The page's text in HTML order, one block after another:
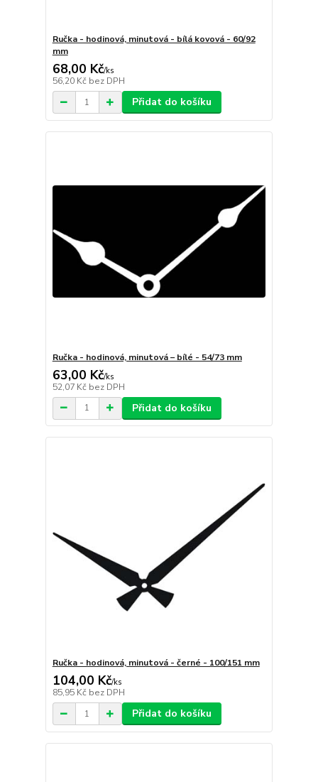
Ručka - hodinová, minutová - bílá kovová - 60/92
mm
68,00 Kč/ks
56,20 Kč bez DPH
Přidat do košíku
Ručka - hodinová, minutová – bílé - 54/73 mm
63,00 Kč/ks
52,07 Kč bez DPH
Přidat do košíku
Ručka - hodinová, minutová - černé - 100/151 mm
104,00 Kč/ks
85,95 Kč bez DPH
Přidat do košíku